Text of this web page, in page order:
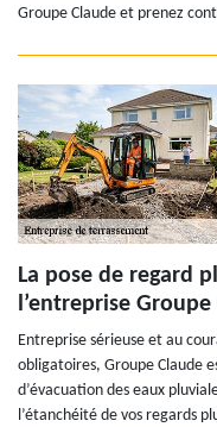
Groupe Claude et prenez
La pose de regard
l’entreprise Groupe
Entreprise sérieuse et au
obligatoires, Groupe Claude
d’évacuation des eaux
l’étanchéité de vos regards